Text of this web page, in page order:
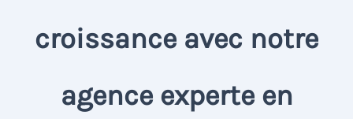
croissance avec notre
agence experte en